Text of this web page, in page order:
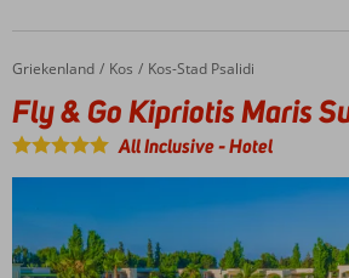
Meerdere
restaurants
Volop
faciliteiten
Home
Griekenland Kos Kos-Stad Psalidi
Fly & Go Kipriotis Maris Suites
Fly & Go Kipriotis Maris
All Inclusive-Hotel